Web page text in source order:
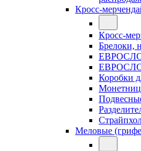
Кросс-
Кросс-
Брелоки,
Коробки
Меловые